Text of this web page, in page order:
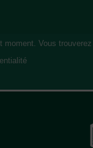
moment. Vous